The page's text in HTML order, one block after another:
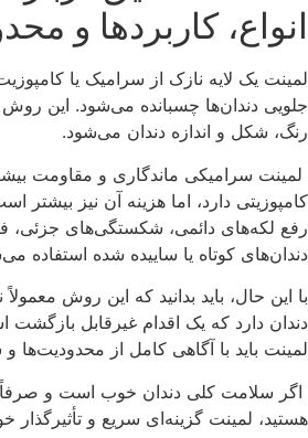
انواع، کاربردها و
لمینت یک لایه نازک از سرامیک یا
جلویی دندان‌ها چسبانده می‌شود. این
رنگ، شکل و اندازه دندان می‌شود.
لمینت سرامیکی ماندگاری و مقاومت
کامپوزیتی دارد، اما هزینه آن نیز بیشتر
رفع لکه‌های دائمی، شکستگی‌های جزئی،
دندان‌های کوتاه یا ساییده‌ شده استفاده
با این حال، باید بدانید که این روش
دندان دارد که یک اقدام غیرقابل بازگشت
لمینت باید با آگاهی کامل از محدودیت‌ها
اگر سلامت کلی دندان خوب است و صرفاً
هستید، لمینت گزینه‌ای سریع و تأثیرگذار